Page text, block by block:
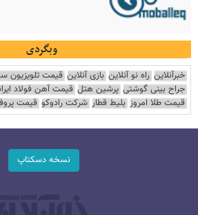
وبگردی
خبرآنلاین راه نو آنلاین بازی آنلاین قیمت تلویزیون
جراح بینی گوشتی پرشین هتل قیمت آهن فولاد
قیمت طلا امروز بلیط قطار شرکت رادوکو قیمت
نسخه دسکتاپ